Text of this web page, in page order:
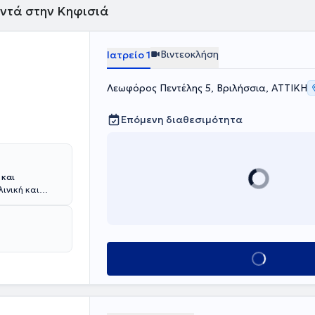
στην Κηφισιά
και
το
Ιατρείο 1 Βιντεοκλήση
Λεωφόρος Πεντέλης 5, Βριλήσσια, ΑΤΤΙΚΗ
Επόμενη διαθεσιμότητα
Κλείσε ραντεβού